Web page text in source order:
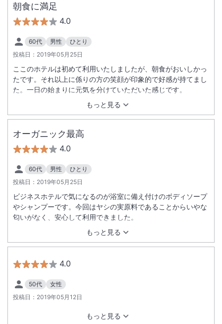
朝食に満足
4.0
60代 男性
ひとり
投稿日： 2019年05月25日
もっと見る
ここのホテルは初めて利用いたしましたが、朝食がおいしかっ
たです。それ以上に係りの方の笑顔が印象的で好感が持てまし
た。一日の始まりに元気を分けていただいた感じです。
オーガニック最高
4.0
60代 男性
ひとり
投稿日： 2019年05月25日
もっと見る
ビジネスホテルで気になるのが浴室に備え付けのボディソープ
やシャンプーです。今回はヤシの実原料であることからいやな
匂いがなく、安心して利用できました。
4.0
50代
女性
投稿日： 2019年05月12日
もっと見る